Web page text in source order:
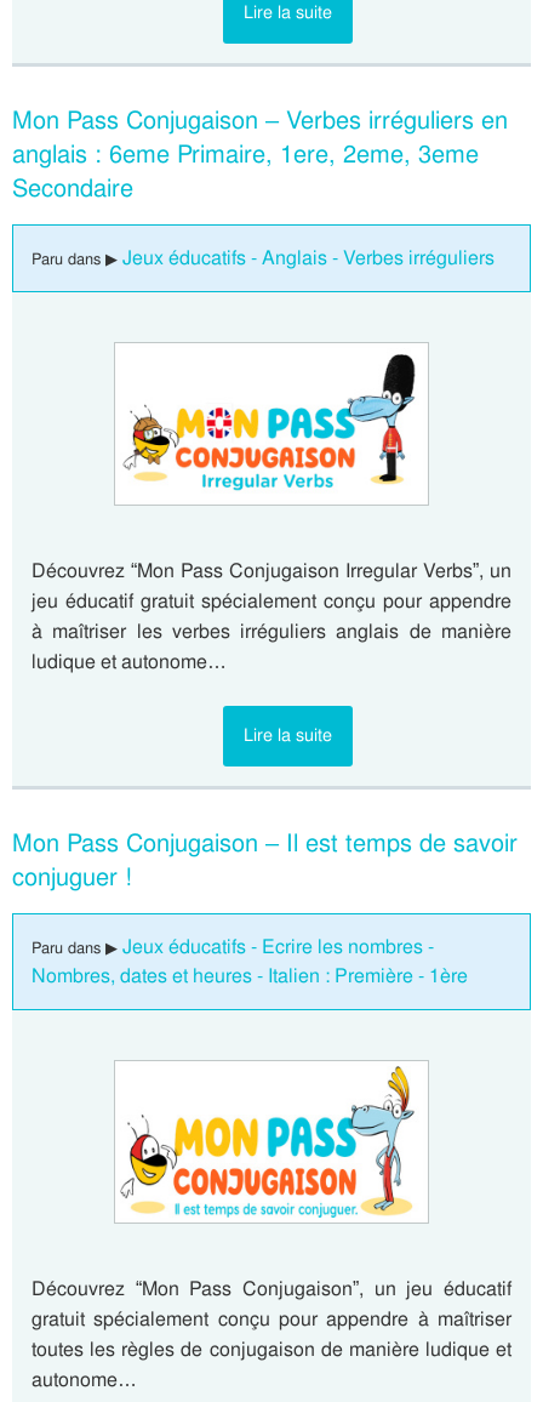
Lire la suite
Mon Pass Conjugaison – Verbes irréguliers en
anglais : 6eme Primaire, 1ere, 2eme, 3eme
Secondaire
Paru dans ▶ Jeux éducatifs - Anglais - Verbes irréguliers
Découvrez “Mon Pass Conjugaison Irregular Verbs”, un
jeu éducatif gratuit spécialement conçu pour appendre
à maîtriser les verbes irréguliers anglais de manière
ludique et autonome…
Lire la suite
Mon Pass Conjugaison – Il est temps de savoir
conjuguer !
Paru dans ▶ Jeux éducatifs - Ecrire les nombres -
Nombres, dates et heures - Italien : Première - 1ère
Découvrez “Mon Pass Conjugaison”, un jeu éducatif
gratuit spécialement conçu pour appendre à maîtriser
toutes les règles de conjugaison de manière ludique et
autonome…